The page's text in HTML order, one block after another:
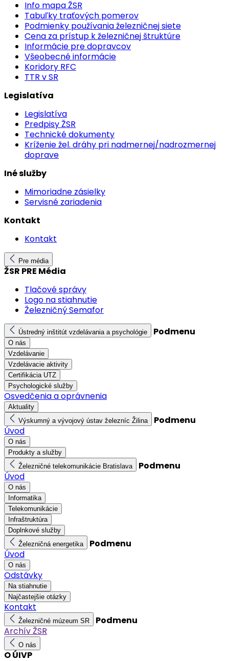
Info mapa ŽSR
Tabuľky traťových pomerov
Podmienky používania železničnej siete
Cena za prístup k železničnej štruktúre
Informácie pre dopravcov
Všeobecné informácie
Koridory RFC
TTR v SR
Legislatíva
Legislatíva
Predpisy ŽSR
Technické dokumenty
Kríženie žel. dráhy pri nadmernej/nadrozmernej
doprave
Iné služby
Mimoriadne zásielky
Servisné zariadenia
Kontakt
Kontakt
Pre média
ŽSR PRE Média
Tlačové správy
Logo na stiahnutie
Železničný Semafor
Ústredný inštitút vzdelávania a psychológie Podmenu
O nás
Vzdelávanie
Vzdelávacie aktivity
Certifikácia UTZ
Psychologické služby
Osvedčenia a oprávnenia
Aktuality
Výskumný a vývojový ústav železníc Žilina
Podmenu
Úvod
O nás
Produkty a služby
Železničné telekomunikácie Bratislava
Podmenu
Úvod
O nás
Informatika
Telekomunikácie
Infraštruktúra
Doplnkové služby
Železničná energetika
Podmenu
Úvod
O nás
Odstávky
Na stiahnutie
Najčastejšie otázky
Kontakt
Železničné múzeum SR
Podmenu
Archív ŽSR
O nás
O ÚIVP